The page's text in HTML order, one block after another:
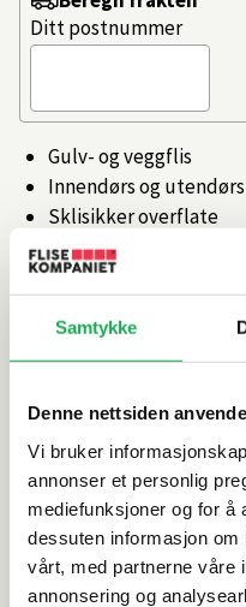
Samtykke
Denne nettsiden
Vi bruker
annonser et personlig
mediefunksjoner og for å
dessuten informasjon
vårt, med partnerne våre
annonsering og
Gulv- og veggflis
Innendørs og
Sklisikker overflate
Rettskåret, egnet for
Produsert i Italia
Artikkelnr.101359152
Ditt postnummer
Produktinformasjon
Spesifikasjoner
Rengjøring og